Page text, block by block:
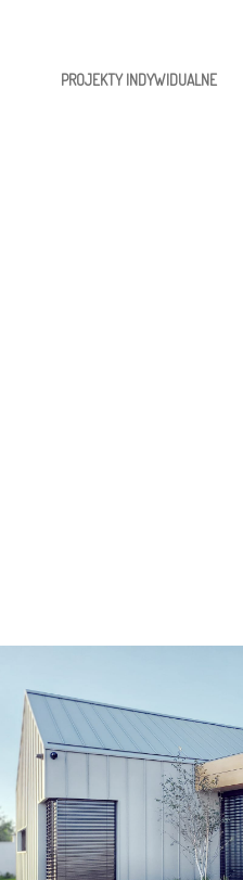
PROJEKTY INDYWIDUALNE